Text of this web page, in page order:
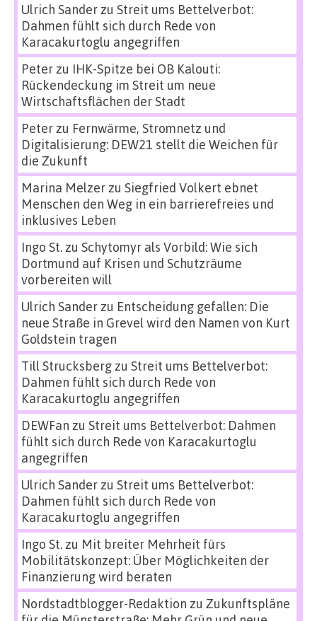
Ulrich Sanderzu Streit ums Bettelverbot:
Dahmen fühlt sich durch Rede von
Karacakurtoglu angegriffen
Peterzu IHK-Spitze bei OB Kalouti:
Rückendeckung im Streit um neue
Wirtschaftsflächen der Stadt
Peterzu Fernwärme, Stromnetz und
Digitalisierung: DEW21 stellt die Weichen für
die Zukunft
Marina Melzerzu Siegfried Volkert ebnet
Menschen den Weg in ein barrierefreies und
inklusives Leben
Ingo St.zu Schytomyr als Vorbild: Wie sich
Dortmund auf Krisen und Schutzräume
vorbereiten will
Ulrich Sanderzu Entscheidung gefallen: Die
neue Straße in Grevel wird den Namen von Kurt
Goldstein tragen
Till Strucksbergzu Streit ums Bettelverbot:
Dahmen fühlt sich durch Rede von
Karacakurtoglu angegriffen
DEWFan zu Streit ums Bettelverbot: Dahmen
fühlt sich durch Rede von Karacakurtoglu
angegriffen
Ulrich Sanderzu Streit ums Bettelverbot:
Dahmen fühlt sich durch Rede von
Karacakurtoglu angegriffen
Ingo St.zu Mit breiter Mehrheit fürs
Mobilitätskonzept: Über Möglichkeiten der
Finanzierung wird beraten
Nordstadtblogger-Redaktion zu Zukunftspläne